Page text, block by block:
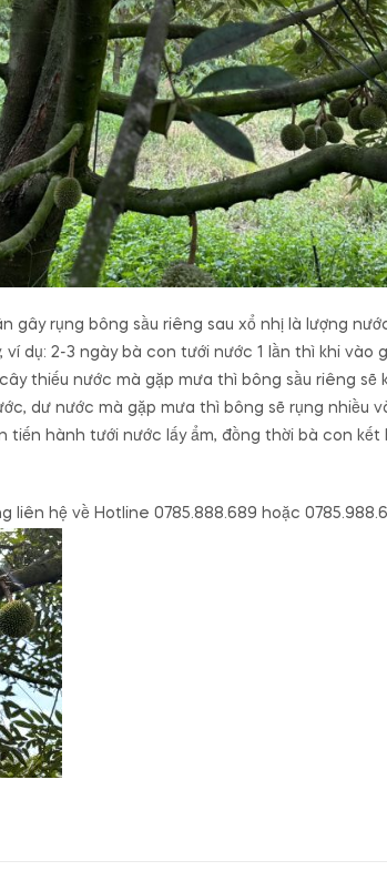
gây rụng bông sầu riêng sau xổ nhị là lượng
ví dụ: 2-3 ngày bà con tưới nước 1 lần thì khi vào
thiếu nước mà gặp mưa thì bông sầu riêng sẽ
dư nước mà gặp mưa thì bông sẽ rụng nhiều
tiến hành tưới nước lấy ẩm, đồng thời bà con kết
hệ về Hotline 0785.888.689 hoặc